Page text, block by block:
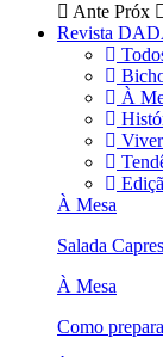
Ante Próx
Revista
À
À Mesa
Salada
À Mesa
Como